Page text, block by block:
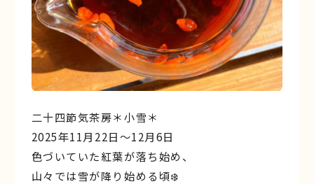
二十四節気茶房＊小雪＊
2025年11月22日〜12月6日
⾊づいていた紅葉が落ち始め、
⼭々では雪が降り始める頃❄️